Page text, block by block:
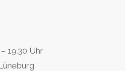
19.30 Uhr